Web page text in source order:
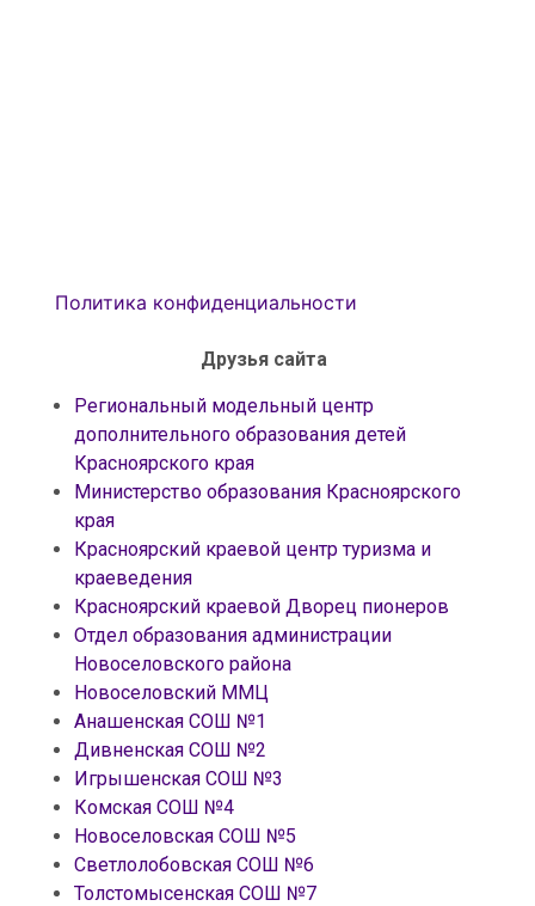
Политика конфиденциальности
Друзья сайта
Региональный модельный центр
дополнительного образования детей
Красноярского края
Министерство образования Красноярского
края
Красноярский краевой центр туризма и
краеведения
Красноярский краевой Дворец пионеров
Отдел образования администрации
Новоселовского района
Новоселовский ММЦ
Анашенская СОШ №1
Дивненская СОШ №2
Игрышенская СОШ №3
Комская СОШ №4
Новоселовская СОШ №5
Светлолобовская СОШ №6
Толстомысенская СОШ №7